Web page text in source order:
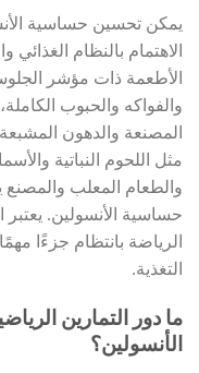
يمكن تحسين حساسية
الاهتمام بالنظام الغذائي
الأطعمة ذات مؤشر
والفواكه والحبوب
المصنعة والدهون
مثل اللحوم النباتية
والطعام المعلب
حساسية الأنسولين.
الرياضة بانتظام جزءًا
التغذية.
ما دور التمارين
الأنسولين؟